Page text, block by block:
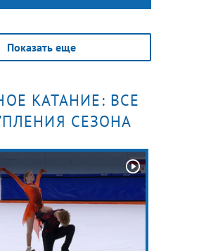
Показать еще
КАТАНИЕ: ВСЕ
СЕЗОНА